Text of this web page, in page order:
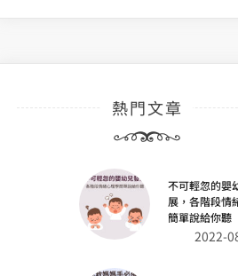
熱門文章
不可輕忽的嬰
展，各階段情
簡單說給你聽
2022-